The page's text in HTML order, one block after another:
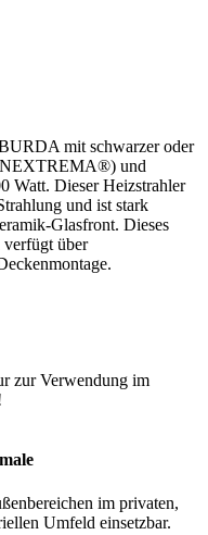
mit schwarzer oder
NEXTREMA®) und
Watt. Dieser Heizstrahler
und ist stark
Glasfront. Dieses
verfügt über
zur Verwendung im
im privaten,
Umfeld einsetzbar.